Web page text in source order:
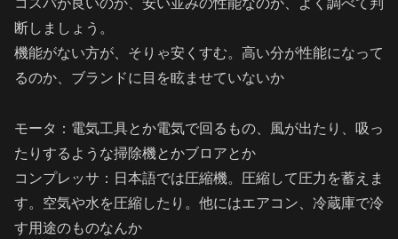
コスパが良いのか、安い並みの性能なのか、よく調べて判
断しましょう。
機能がない方が、そりゃ安くすむ。高い分が性能になって
るのか、ブランドに目を眩ませていないか
モータ：電気工具とか電気で回るもの、風が出たり、吸っ
たりするような掃除機とかブロアとか
コンプレッサ：日本語では圧縮機。圧縮して圧力を蓄えま
す。空気や水を圧縮したり。他にはエアコン、冷蔵庫で冷
す用途のものなんか